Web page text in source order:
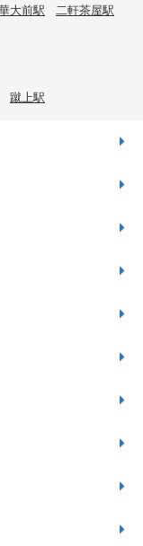
大前駅
二軒茶屋駅
蹴上駅